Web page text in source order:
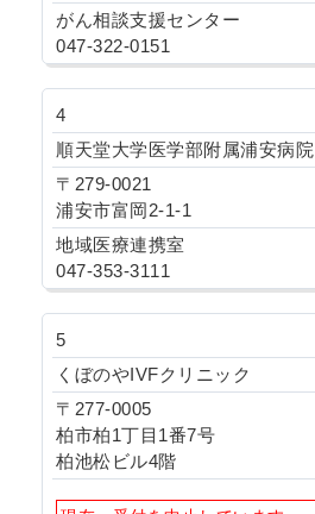
がん相談支援センター
047-322-0151
4
順天堂大学医学部附属浦安病院
〒279-0021
浦安市富岡2-1-1
地域医療連携室
047-353-3111
5
くぼのやIVFクリニック
〒277-0005
柏市柏1丁目1番7号
柏池松ビル4階